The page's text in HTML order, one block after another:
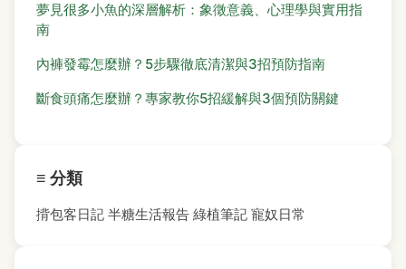
夢見很多小魚的深層解析：象徵意義、心理學與實用指
南
內褲發霉怎麼辦？5步驟徹底清潔與3招預防指南
斷食頭痛怎麼辦？專家教你5招緩解與3個預防關鍵
≡ 分類
揹包客日記 半糖生活報告 綠植筆記 寵奴日常